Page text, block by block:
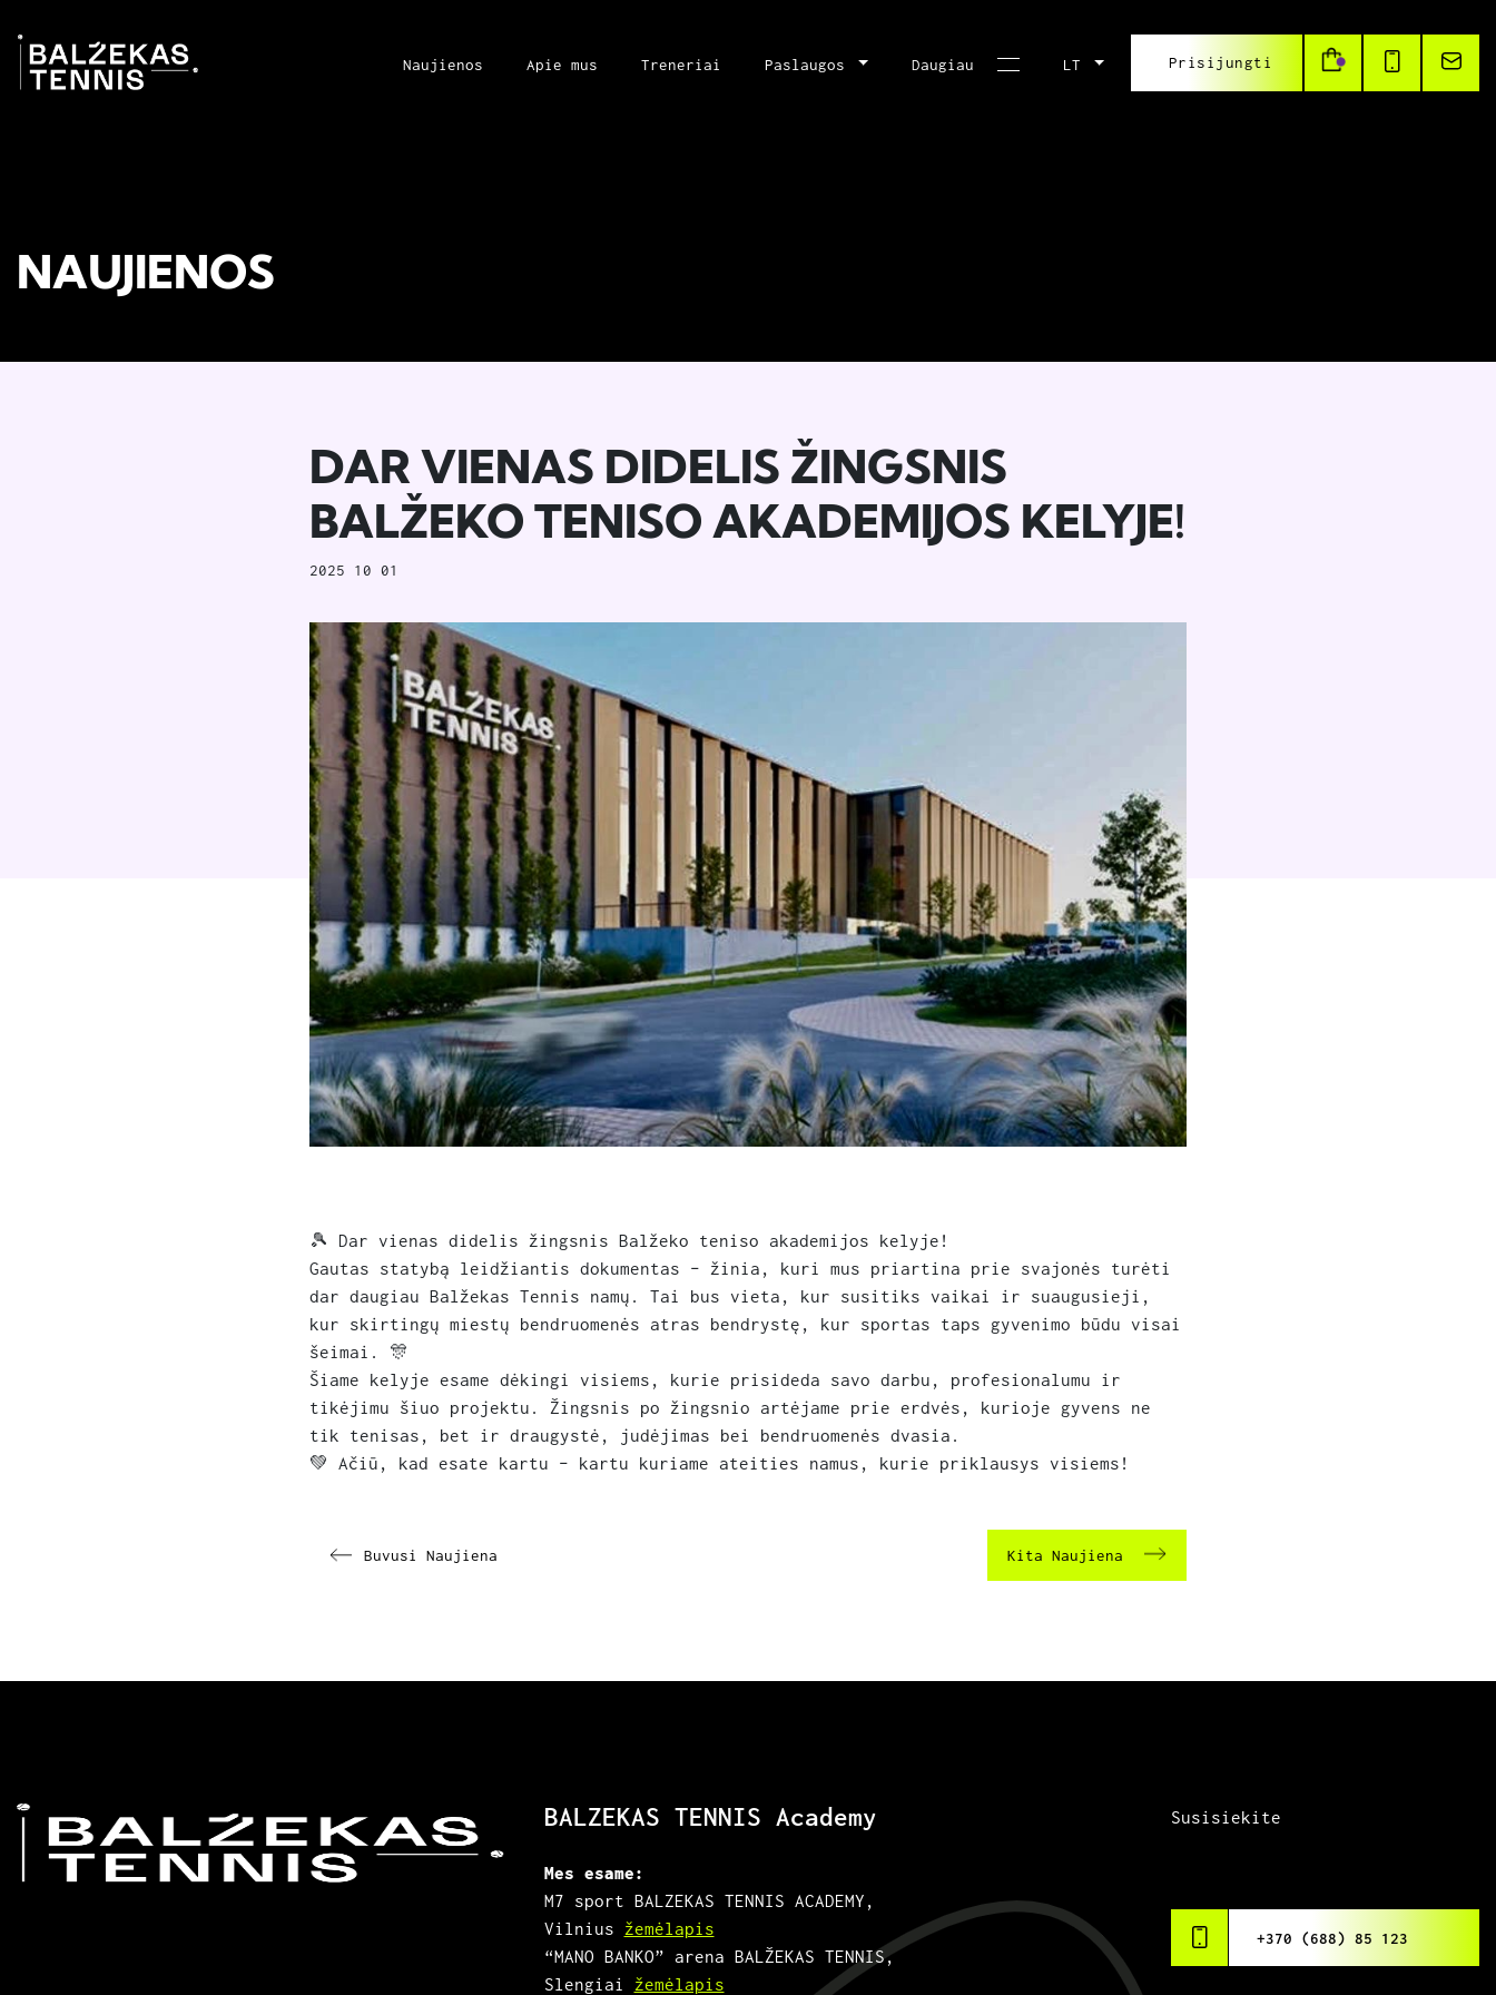
Naujienos Apie mus Treneriai Paslaugos Daugiau LT Prisijungti
NAUJIENOS
DAR VIENAS DIDELIS ŽINGSNIS
BALŽEKO TENISO AKADEMIJOS KELYJE!
2025 10 01
🎾 Dar vienas didelis žingsnis Balžeko teniso akademijos kelyje!
Gautas statybą leidžiantis dokumentas – žinia, kuri mus priartina prie svajonės turėti
dar daugiau Balžekas Tennis namų. Tai bus vieta, kur susitiks vaikai ir suaugusieji,
kur skirtingų miestų bendruomenės atras bendrystę, kur sportas taps gyvenimo būdu visai
šeimai. 🎊
Šiame kelyje esame dėkingi visiems, kurie prisideda savo darbu, profesionalumu ir
tikėjimu šiuo projektu. Žingsnis po žingsnio artėjame prie erdvės, kurioje gyvens ne
tik tenisas, bet ir draugystė, judėjimas bei bendruomenės dvasia.
Buvusi Naujiena Kita Naujiena
BALZEKAS TENNIS Academy
Mes esame:
M7 sport BALZEKAS TENNIS ACADEMY,
Vilnius žemėlapis
“MANO BANKO” arena BALŽEKAS TENNIS,
Slengiai žemėlapis
Susisiekite
+370 (688) 85 123